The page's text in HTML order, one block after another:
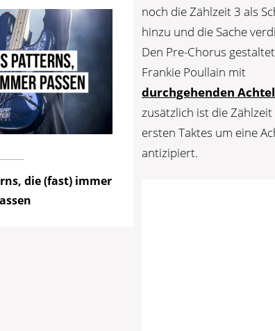
die (fast) immer
noch die Zählzeit 3 als
hinzu und die Sache
Den Pre-Chorus
Frankie Poullain mit
durchgehenden
zusätzlich ist die Zählzeit
ersten Taktes um eine
antizipiert.